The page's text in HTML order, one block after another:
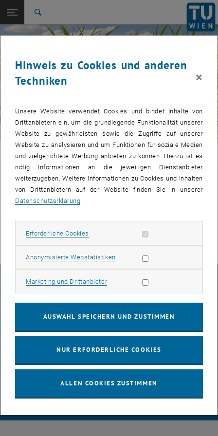
TU Login
Zur 1. Menü Ebene
E120-08 Forschungsbereich Klima- und
Umweltfernerkundung
Zurück: Subseiten von Dürre auflisten
Dürre
Clim4Cast © JJ Gouin | stock.adobe.com
CLIMERS
Clim4Cast
Informationen zu diesem Projekt finden Sie auf der englischen
IMPRESSUM
BARRIEREFREIHEITSERKLÄRUNG
DATENSCHUTZERKLÄRUNG (PDF)
COOKIEEINSTELLUNGEN
Hinweis zu Cookies und anderen
Techniken
×
Unsere Website verwendet Cookies und bindet Inhalte von
Drittanbietern ein, um die grundlegende Funktionalität unserer
Website zu gewährleisten sowie die Zugriffe auf unserer
Website zu analysieren und um Funktionen für soziale Medien
und zielgerichtete Werbung anbieten zu können. Hierzu ist es
nötig Informationen an die jeweiligen Dienstanbieter
weiterzugeben. Weitere Informationen zu Cookies und Inhalten
von Drittanbietern auf der Website finden Sie in unserer
Datenschutzerklärung.
Erforderliche Cookies Erforderliche Cookies zulassen
Anonymisierte WebstatistikenStatistik Cookies zulassen
Marketing und DrittanbieterMarketing Cookies zulassen
AUSWAHL SPEICHERN UND ZUSTIMMEN
NUR ERFORDERLICHE COOKIES
ALLEN COOKIES ZUSTIMMEN